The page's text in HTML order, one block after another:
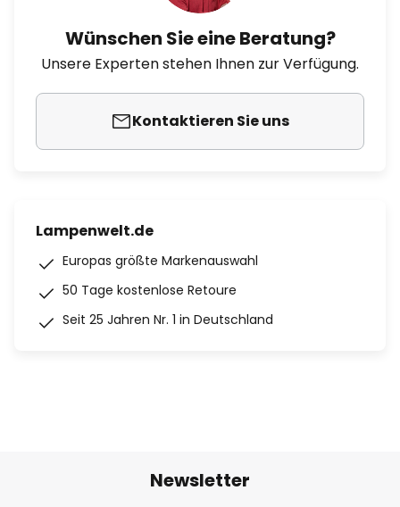
Wünschen Sie eine Beratung?
Unsere Experten stehen Ihnen zur Verfügung.
Kontaktieren Sie uns
Lampenwelt.de
Europas größte Markenauswahl
50 Tage kostenlose Retoure
Seit 25 Jahren Nr. 1 in Deutschland
Newsletter